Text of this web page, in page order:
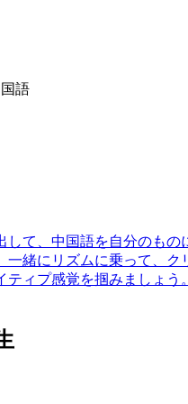
語
て、中国語を自分のもの
緒にリズムに乗って、ク
ィプ感覚を掴みましょう。